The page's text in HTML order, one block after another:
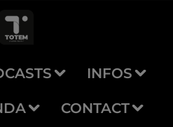
INFOS
CONTACT